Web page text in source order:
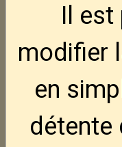
950,00€TTC
FN Hiper Hausse
Il est
modifier
en
détente